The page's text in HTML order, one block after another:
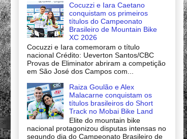
Cocuzzi e Iara Caetano
conquistam os primeiros
títulos do Campeonato
Brasileiro de Mountain Bike
XC 2026
Cocuzzi e Iara comemoram o título
nacional Crédito: Ueverton Santos/CBC
Provas de Eliminator abriram a competição
em São José dos Campos com...
Raiza Goulão e Alex
Malacarne conquistam os
títulos brasileiros do Short
Track no Mobai Bike Land
Elite do mountain bike
nacional protagonizou disputas intensas no
segundo dia do Campeonato Brasileiro de